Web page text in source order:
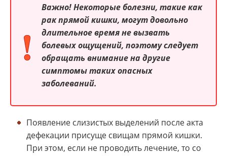
Важно! Некоторые болезни, такие как
рак прямой кишки, могут довольно
длительное время не вызвать
болевых ощущений, поэтому следует
обращать внимание на другие
симптомы таких опасных
заболеваний.
Появление слизистых выделений после акта
дефекации присуще свищам прямой кишки.
При этом, если не проводить лечение, то со